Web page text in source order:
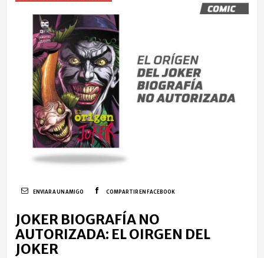
ENVIAR A UN AMIGO COMPARTIR EN FACEBOOK
JOKER BIOGRAFÍA NO
AUTORIZADA: EL OIRGEN DEL
JOKER